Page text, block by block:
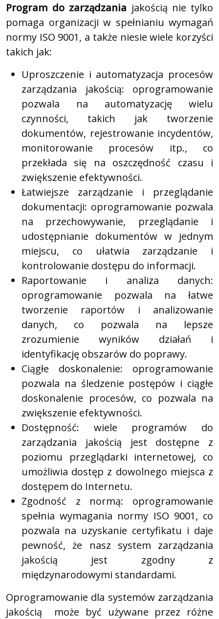
Program do zarządzania jakością nie tylko
pomaga organizacji w spełnianiu wymagań
normy ISO 9001, a także niesie wiele korzyści
takich jak:
Uproszczenie i automatyzacja procesów
zarządzania jakością: oprogramowanie
pozwala na automatyzację wielu
czynności, takich jak tworzenie
dokumentów, rejestrowanie incydentów,
monitorowanie procesów itp., co
przekłada się na oszczędność czasu i
zwiększenie efektywności.
Łatwiejsze zarządzanie i przeglądanie
dokumentacji: oprogramowanie pozwala
na przechowywanie, przeglądanie i
udostępnianie dokumentów w jednym
miejscu, co ułatwia zarządzanie i
kontrolowanie dostępu do informacji.
Raportowanie i analiza danych:
oprogramowanie pozwala na łatwe
tworzenie raportów i analizowanie
danych, co pozwala na lepsze
zrozumienie wyników działań i
identyfikację obszarów do poprawy.
Ciągłe doskonalenie: oprogramowanie
pozwala na śledzenie postępów i ciągłe
doskonalenie procesów, co pozwala na
zwiększenie efektywności.
Dostępność: wiele programów do
zarządzania jakością jest dostępne z
poziomu przeglądarki internetowej, co
umożliwia dostęp z dowolnego miejsca z
dostępem do Internetu.
Zgodność z normą: oprogramowanie
spełnia wymagania normy ISO 9001, co
pozwala na uzyskanie certyfikatu i daje
pewność, że nasz system zarządzania
jakością jest zgodny z
międzynarodowymi standardami.
Oprogramowanie dla systemów zarządzania
jakością może być używane przez różne